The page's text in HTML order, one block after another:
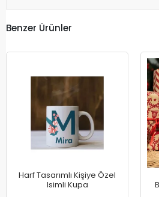
Benzer Ürünler
Harf Tasarımlı Kişiye Özel
Isimli Kupa